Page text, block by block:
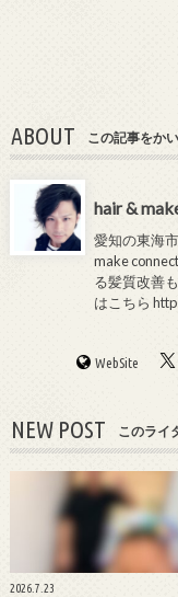
ABOUT この記事をか
hair &
愛知の東海
make
る髪質改善
はこちら
WebSite
NEW POST このライ
2026.7.23